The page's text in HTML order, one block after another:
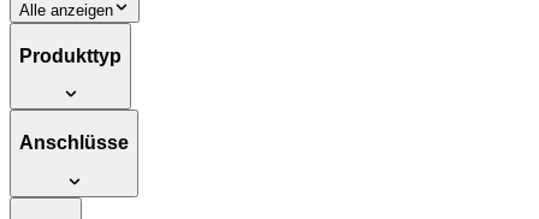
Alle anzeigen
Produkttyp
Anschlüsse